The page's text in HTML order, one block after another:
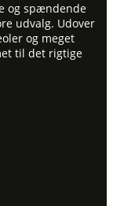
og spændende
udvalg. Udover
og meget
til det rigtige